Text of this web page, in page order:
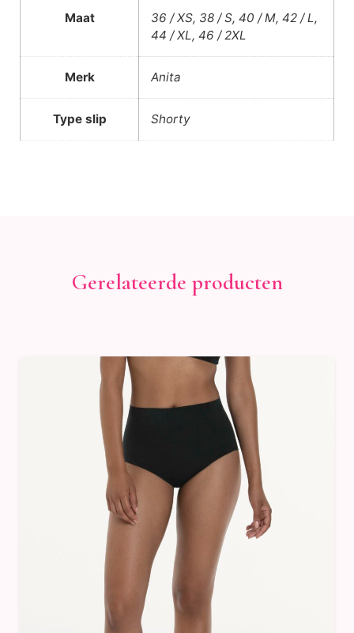
Maat
36 / XS, 38 / S, 40 / M, 42 / L,
44 / XL, 46 / 2XL
Merk Anita
Type slip Shorty
Gerelateerde producten